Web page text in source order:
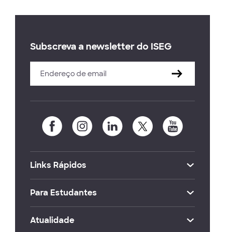
Subscreva a newsletter do ISEG
Links Rápidos
Para Estudantes
Atualidade